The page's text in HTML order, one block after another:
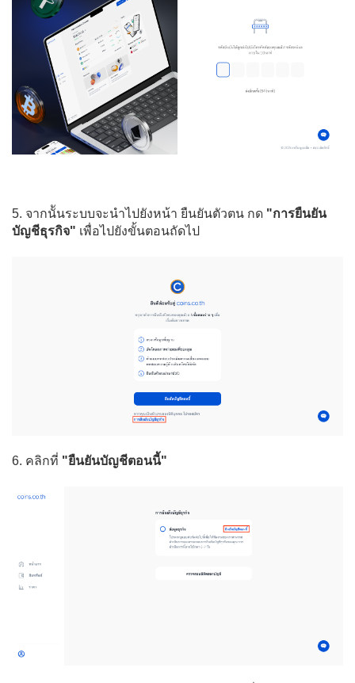
5. จากนัันระบบจะนำไปยังหน้า ยืนยันตัวตน กด "การยืนยัน
บัญชีธุรกิจ" เพื่อไปยังขั้นตอนถัดไป
6. คลิกที่ "ยืนยันบัญชีตอนนี้"